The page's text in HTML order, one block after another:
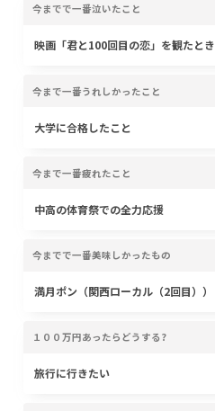
今までで一番泣いたこと
映画「君と100回目の恋」を観たとき
今まで一番うれしかったこと
大学に合格したこと
今まで一番疲れたこと
中高の体育祭での全力応援
今までで一番美味しかったもの
満月ポン（関西ローカル（2回目））
１００万円あったらどうする?
旅行に行きたい